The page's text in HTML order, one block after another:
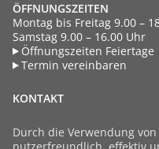
ÖFFNUNGSZEITEN
Montag bis Freitag 9.00 –
Samstag 9.00 – 16.00 Uhr
Öffnungszeiten Feiertage
Termin vereinbaren
KONTAKT
CH - 8604 Volketswil
Schweiz
Durch die Verwendung